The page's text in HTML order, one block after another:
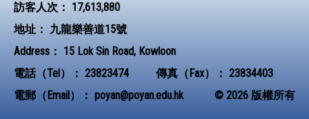
訪客人次： 17,613,880
地址： 九龍樂善道15號
Address： 15 Lok Sin Road, Kowloon
電話（Tel）： 23823474 傳真（Fax）： 23834403
電郵（Email）： poyan@poyan.edu.hk © 2026 版權所有